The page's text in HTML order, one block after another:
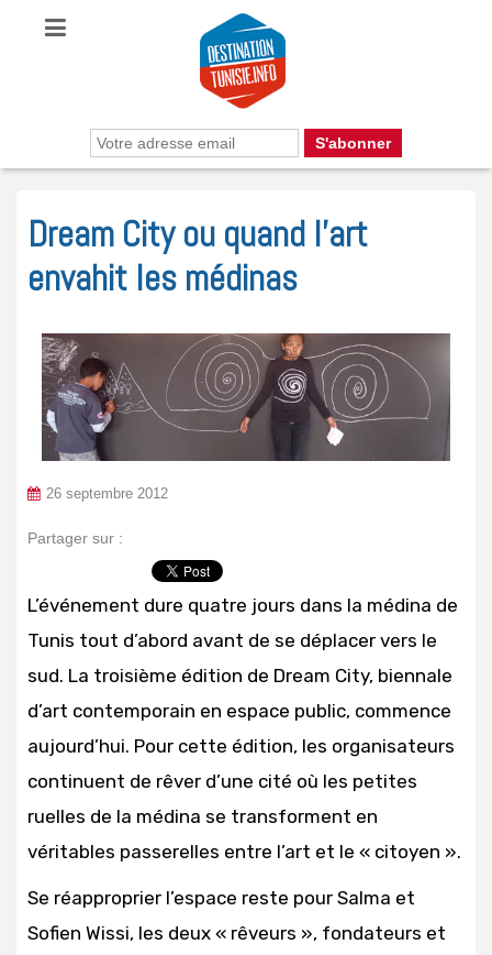
Dream City ou quand l’art
envahit les médinas
26 septembre 2012
Partager sur :
L’événement dure quatre jours dans la médina de
Tunis tout d’abord avant de se déplacer vers le
sud. La troisième édition de Dream City, biennale
d’art contemporain en espace public, commence
aujourd’hui. Pour cette édition, les organisateurs
continuent de rêver d’une cité où les petites
ruelles de la médina se transforment en
véritables passerelles entre l’art et le « citoyen ».
Se réapproprier l’espace reste pour Salma et
Sofien Wissi, les deux « rêveurs », fondateurs et